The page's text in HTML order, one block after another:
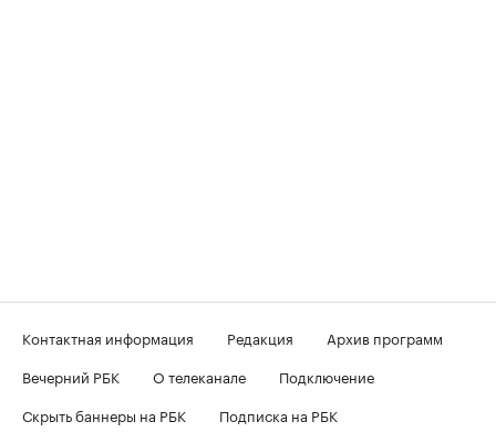
Контактная информация Редакция
Архив программ
Вечерний РБК
О телеканале
Подключение
Скрыть баннеры на РБК
Подписка на РБК